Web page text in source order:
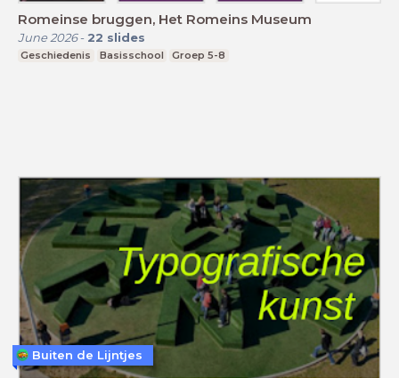
Romeinse bruggen, Het Romeins Museum
June 2026- 22 slides
Geschiedenis Basisschool Groep 5-8
Buiten de Lijntjes